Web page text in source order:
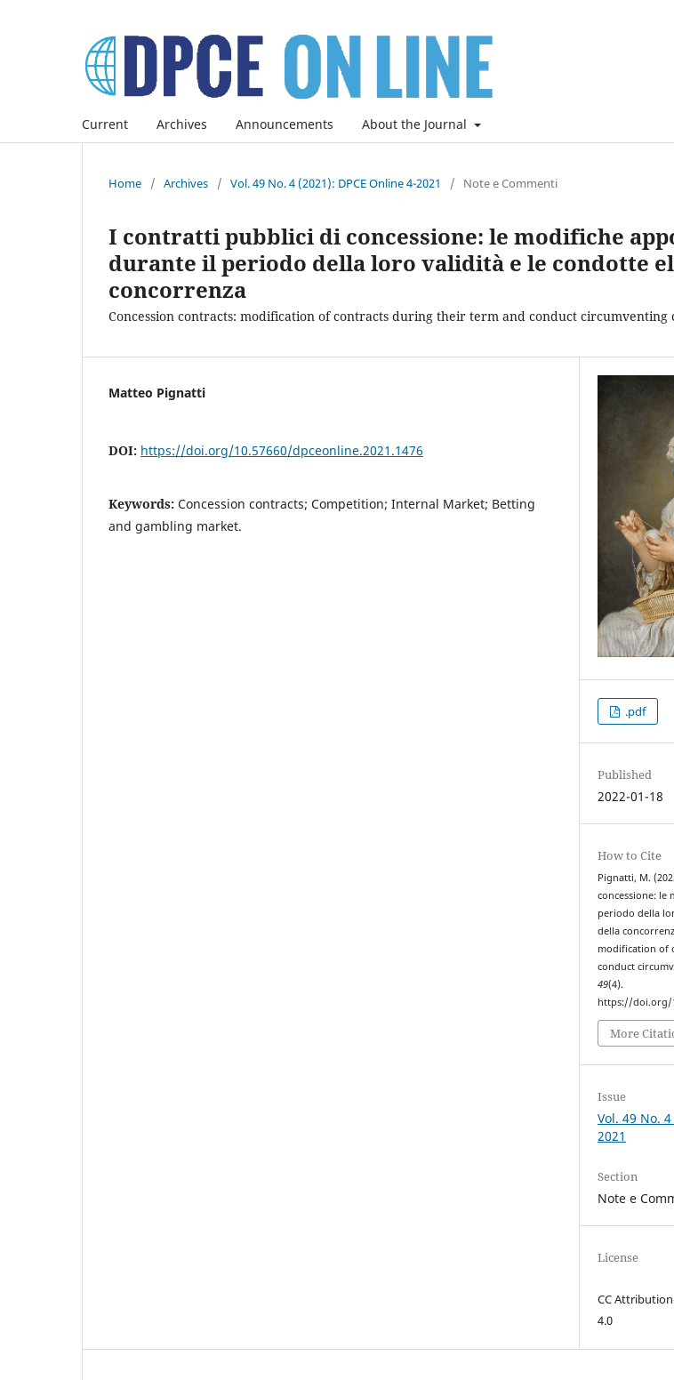
Current Archives Announcements About the Journal
Home / Archives / Vol. 49 No. 4 (2021): DPCE Online 4-2021 / Note e Commenti
I contratti pubblici di concessione: le modifiche
durante il periodo della loro validità e le condotte
concorrenza
Concession contracts: modification of contracts during their term and conduct circumventing
Matteo Pignatti
DOI: https://doi.org/10.57660/dpceonline.2021.1476
Keywords: Concession contracts; Competition; Internal Market; Betting
and gambling market.
.pdf
Published
2022-01-18
How to Cite
Pignatti, M.
concessione: le
periodo della
della
modification of
conduct
49(4).
https://doi.org/
More
Issue
Vol. 49 No.
2021
Section
Note e
License
CC
4.0